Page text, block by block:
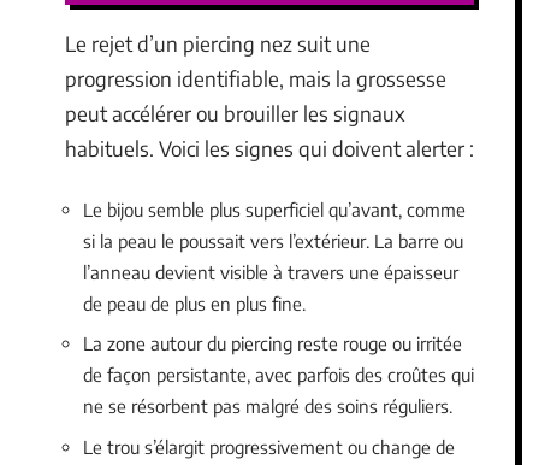
Le rejet d’un piercing nez suit une
progression identifiable, mais la grossesse
peut accélérer ou brouiller les signaux
habituels. Voici les signes qui doivent alerter :
Le bijou semble plus superficiel qu’avant, comme
si la peau le poussait vers l’extérieur. La barre ou
l’anneau devient visible à travers une épaisseur
de peau de plus en plus fine.
La zone autour du piercing reste rouge ou irritée
de façon persistante, avec parfois des croûtes qui
ne se résorbent pas malgré des soins réguliers.
Le trou s’élargit progressivement ou change de